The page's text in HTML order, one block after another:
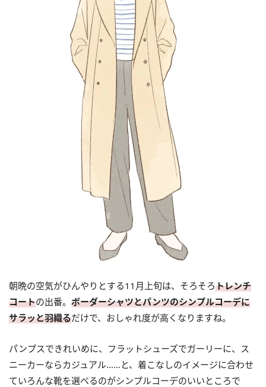
朝晩の空気がひんやりとする11月上旬は、そろそろトレンチ
コートの出番。 ボーダーシャツとパンツのシンプルコーデに
サラッと羽織るだけで、おしゃれ度が高くなりますね。
パンプスできれいめに、フラットシューズでガーリーに、ス
ニーカーならカジュアル……と、着こなしのイメージに合わせ
ていろんな靴を選べるのがシンプルコーデのいいところで